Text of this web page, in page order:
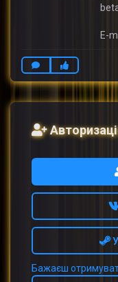
E-
Бажаєш